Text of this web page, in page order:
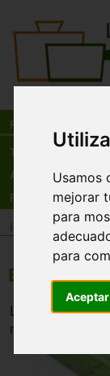
Usamos
mejorar
para
para
Aceptar
Recetas
Tienda
Actualidad
Registro
Recetas
Ensalada
Las cebollas
nutritivas,